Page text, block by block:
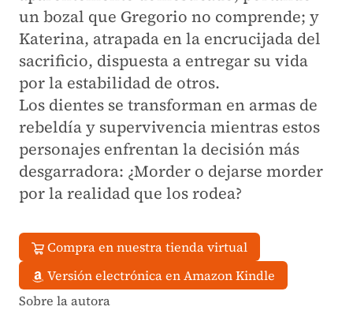
un bozal que Gregorio no comprende; y
Katerina, atrapada en la encrucijada del
sacrificio, dispuesta a entregar su vida
por la estabilidad de otros.
Los dientes se transforman en armas de
rebeldía y supervivencia mientras estos
personajes enfrentan la decisión más
desgarradora: ¿Morder o dejarse morder
por la realidad que los rodea?
Compra en nuestra tienda virtual
Versión electrónica en Amazon Kindle
Sobre la autora